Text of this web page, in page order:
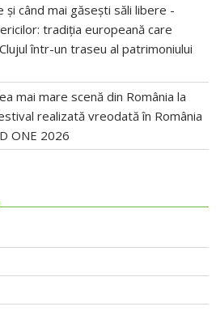
când mai găsești săli libere -
tradiția europeană care
într-un traseu al patrimoniului
mai mare scenă din România la
realizată vreodată în România
ONE 2026